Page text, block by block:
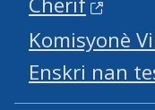
Komisyonè
Enskri nan